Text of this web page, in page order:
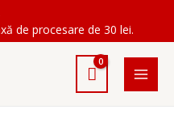
de procesare de 30 lei.